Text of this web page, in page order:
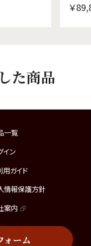
￥
た商品
一覧
イン
用ガイド
情報保護方針
案内
ォーム